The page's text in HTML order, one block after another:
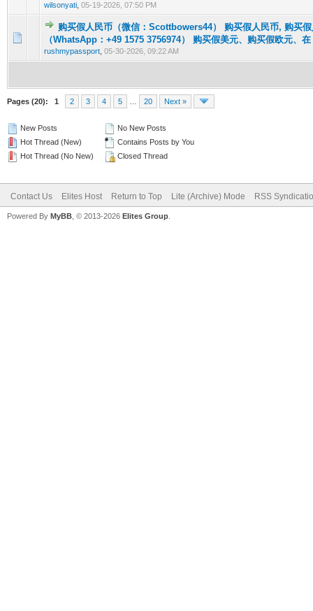
wilsonyati 05-19-2026, 07:50 PM
购买假人民币（微信：Scottbowers44） 购买假人民币, 购买
（WhatsApp：+49 1575 3756974） 购买假美元、购买假欧元、在
rushmypassport 05-30-2026, 09:22 AM
0 Vote(s) - 0 out of 5 in Average
12345
Pages (20): 1 2 3 4 5 20 Next »
New Posts
Hot Thread (New)
Hot Thread (No New)
No New Posts
Contains Posts by You
Closed Thread
Contact Us Elites Host Return to Top Lite (Archive) Mode RSS
Powered By MyBB , © 2013-2026 Elites Group